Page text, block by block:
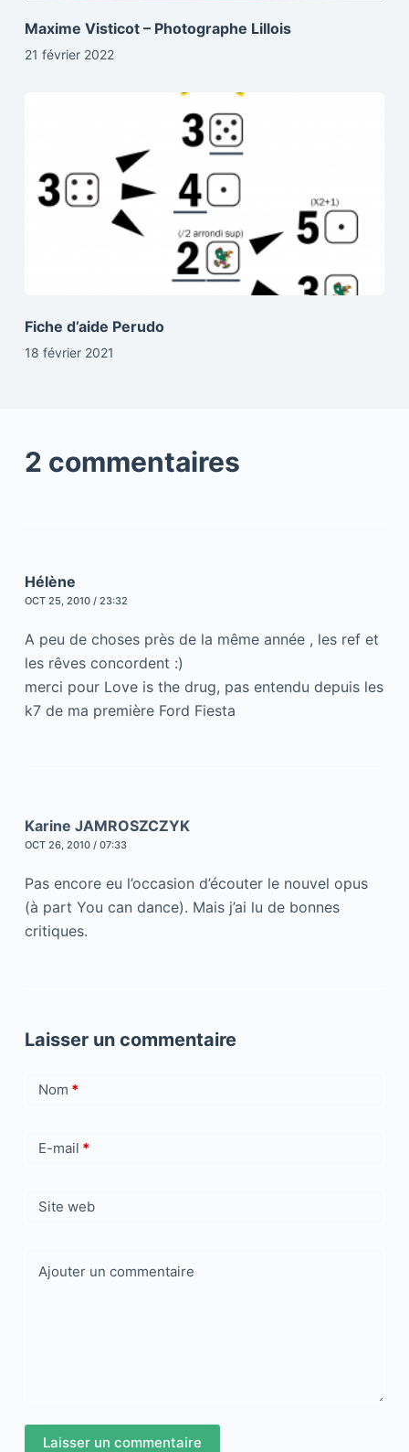
Maxime Visticot – Photographe Lillois
21 février 2022
Fiche d’aide Perudo
18 février 2021
2 commentaires
Hélène
OCT 25, 2010 / 23:32
A peu de choses près de la même année , les ref et
les rêves concordent :)
merci pour Love is the drug, pas entendu depuis les
k7 de ma première Ford Fiesta
Karine JAMROSZCZYK
OCT 26, 2010 / 07:33
Pas encore eu l’occasion d’écouter le nouvel opus
(à part You can dance). Mais j’ai lu de bonnes
critiques.
Laisser un commentaire
Nom *
E-mail *
Site web
Ajouter un commentaire
Laisser un commentaire